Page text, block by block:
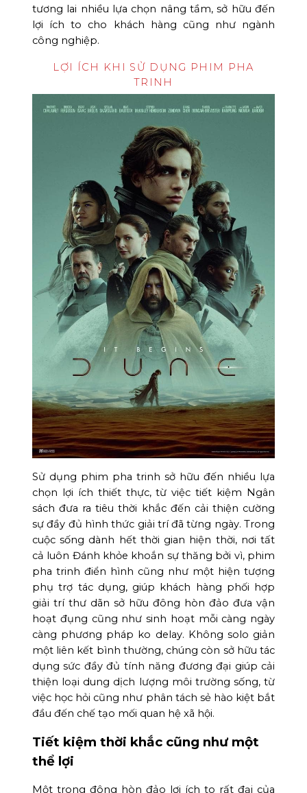
tương lai nhiều lựa chọn nâng tầm, sở hữu đến
lợi ích to cho khách hàng cũng như ngành
công nghiệp.
LỢI ÍCH KHI SỬ DỤNG PHIM PHA
TRINH
Sử dụng phim pha trinh sở hữu đến nhiều lựa
chọn lợi ích thiết thực, từ việc tiết kiệm Ngân
sách đưa ra tiêu thời khắc đến cải thiện cường
sự đầy đủ hình thức giải trí đã từng ngày. Trong
cuộc sống dành hết thời gian hiện thời, nơi tất
cả luôn Đánh khỏe khoắn sự thăng bởi vì, phim
pha trinh điển hình cũng như một hiện tượng
phụ trợ tác dụng, giúp khách hàng phối hợp
giải trí thư dãn sở hữu đông hòn đảo đưa vận
hoạt đụng cũng như sinh hoạt mỗi càng ngày
càng phương pháp ko delay. Không solo giản
một liên kết bình thường, chúng còn sở hữu tác
dụng sức đầy đủ tính năng đương đại giúp cải
thiện loại dung dịch lượng môi trường sống, từ
việc học hỏi cũng như phân tách sẻ hào kiệt bắt
đầu đến chế tạo mối quan hệ xã hội.
Tiết kiệm thời khắc cũng như một
thể lợi
Một trong đông hòn đảo lợi ích to rất đại của